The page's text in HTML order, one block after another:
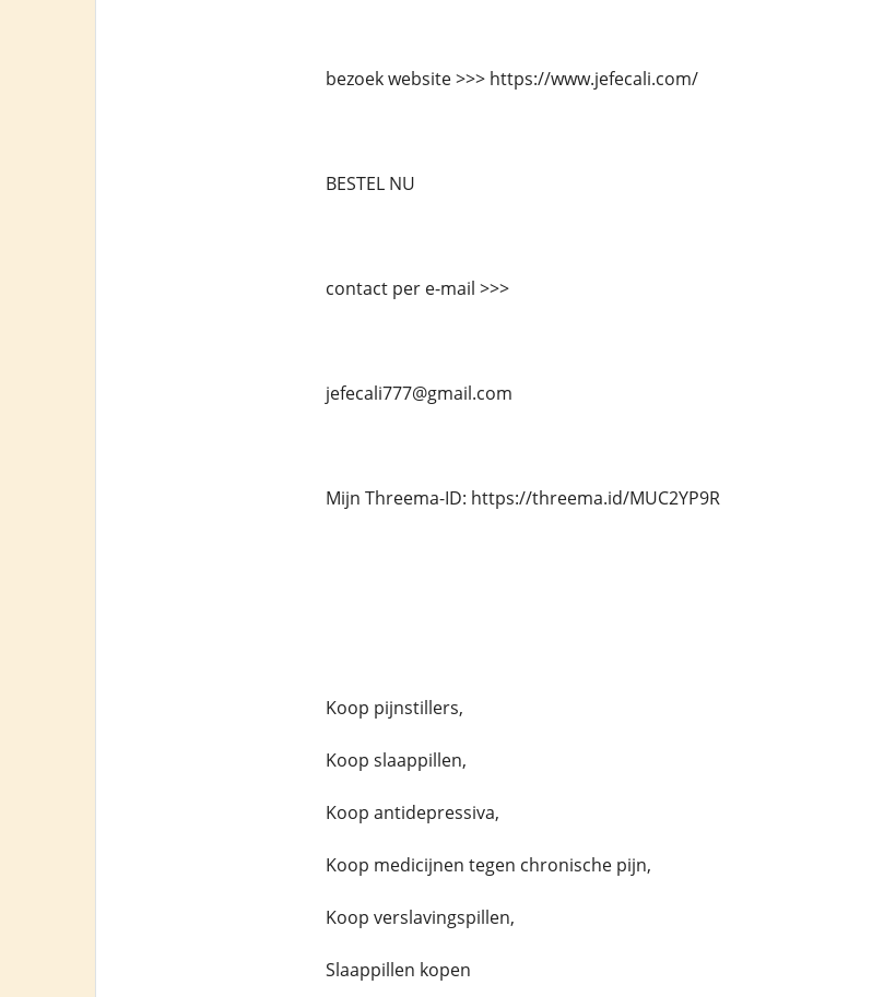
bezoek website >>> https://www.jefecali.com/
BESTEL NU
contact per e-mail >>>
jefecali777@gmail.com
Mijn Threema-ID: https://threema.id/MUC2YP9R
Koop pijnstillers,
Koop slaappillen,
Koop antidepressiva,
Koop medicijnen tegen chronische pijn,
Koop verslavingspillen,
Slaappillen kopen